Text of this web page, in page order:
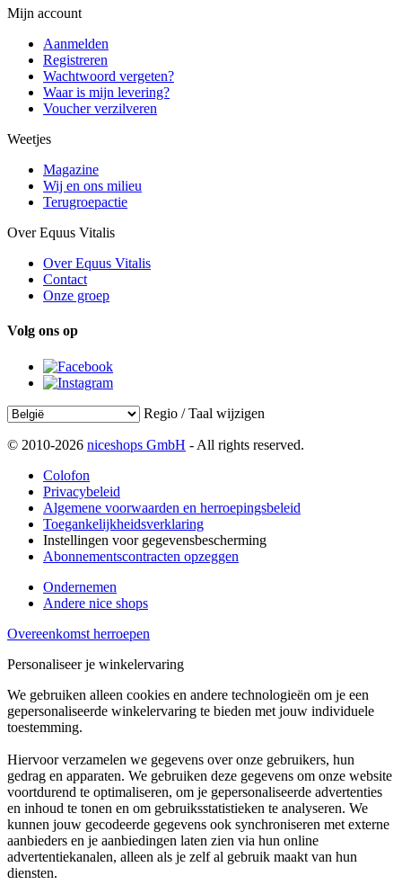
Mijn account
Aanmelden
Registreren
Wachtwoord vergeten?
Waar is mijn levering?
Voucher verzilveren
Weetjes
Magazine
Wij en ons milieu
Terugroepactie
Over Equus Vitalis
Over Equus Vitalis
Contact
Onze groep
Volg ons op
Regio / Taal wijzigen
© 2010-2026 niceshops GmbH - All rights reserved.
Colofon
Privacybeleid
Algemene voorwaarden en herroepingsbeleid
Toegankelijkheidsverklaring
Instellingen voor gegevensbescherming
Abonnementscontracten opzeggen
Ondernemen
Andere nice shops
Overeenkomst herroepen
Personaliseer je winkelervaring
We gebruiken alleen cookies en andere technologieën om je een
gepersonaliseerde winkelervaring te bieden met jouw individuele
toestemming.
Hiervoor verzamelen we gegevens over onze gebruikers, hun
gedrag en apparaten. We gebruiken deze gegevens om onze website
voortdurend te optimaliseren, om je gepersonaliseerde advertenties
en inhoud te tonen en om gebruiksstatistieken te analyseren. We
kunnen jouw gecodeerde gegevens ook synchroniseren met externe
aanbieders en je aanbiedingen laten zien via hun online
advertentiekanalen, alleen als je zelf al gebruik maakt van hun
diensten.